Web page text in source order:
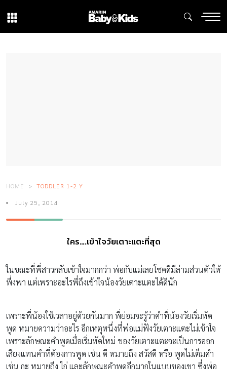
HOME TODDLER 1-2 Y
July 25, 2014
ใคร….เข้าใจวัยเตาะแตะที่สุด
ในขณะที่พี่สาวกลับเข้าใจมากกว่า พ่อกับแม่เลยโชคดีมีล่ามส่วนตัวให้
พึ่งพา แต่เพราะอะไรพี่ถึงเข้าใจน้องวัยเตาะแตะได้ดีนัก
เพราะพี่น้องใช้เวลาอยู่ด้วยกันมาก พี่ย่อมจะรู้ว่าคำที่น้องวัยเริ่มหัด
พูด หมายความว่าอะไร อีกเหตุหนึ่งที่พ่อแม่ฟังวัยเตาะแตะไม่เข้าใจ
เพราะลักษณะคำพูดเมื่อเริ่มหัดใหม่ ของวัยเตาะแตะจะเป็นการออก
เสียงแทนคำที่ต้องการพูด เช่น ดี หมายถึง สวัสดี หรือ พูดไม่เต็มคำ
เช่น กะ หมายถึง ไก่ และลักษณะคำพูดอีกมากในแบบของเขา ซึ่งพ่อ